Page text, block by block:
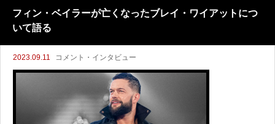
能性について聞かれ、次のように語っています
フィン・ベイラーが亡くなったブレイ・ワイアットにつ
いて語る
2023.09.11 コメント・インタビュー